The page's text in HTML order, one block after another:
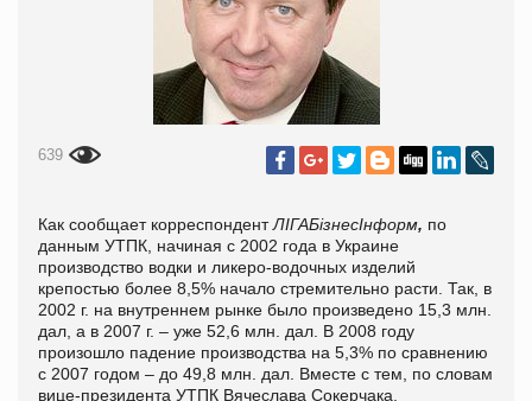
639
Как сообщает корреспондентЛІГАБізнесІнформ, по
данным УТПК, начиная с 2002 года в Украине
производство водки и ликеро-водочных изделий
крепостью более 8,5% начало стремительно расти. Так, в
2002 г. на внутреннем рынке было произведено 15,3 млн.
дал, а в 2007 г. – уже 52,6 млн. дал. В 2008 году
произошло падение производства на 5,3% по сравнению
с 2007 годом – до 49,8 млн. дал. Вместе с тем, по словам
вице-президента УТПК Вячеслава Сокерчака,